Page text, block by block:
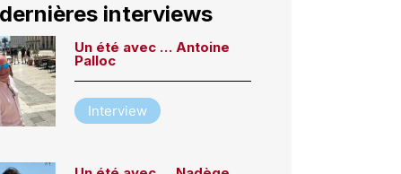
interviews
Un été avec … Antoine
Palloc
Interview